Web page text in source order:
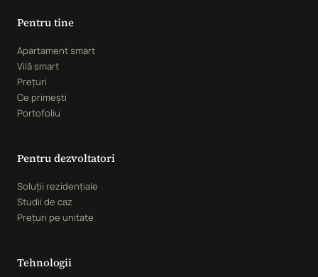
Pentru tine
Apartament smart
Vilă smart
Prețuri
Ce primești
Portofoliu
Pentru dezvoltatori
Soluții rezidențiale
Studii de caz
Prețuri pe unitate
Tehnologii